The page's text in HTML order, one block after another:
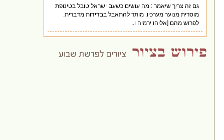
גם זה צריך שיאמר : מה עושים כשעם ישראל טובל בטינופת
מוסרית מנוער מערכיו. מותר להתאבל בבדידות מדברית.
לפרוש מהם [אליהו ירמיה ו..